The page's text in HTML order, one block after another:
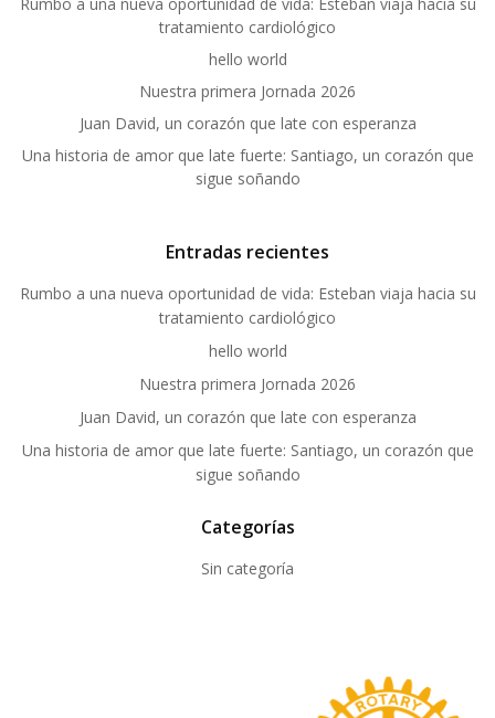
tratamiento cardiológico
hello world
Nuestra primera Jornada 2026
Juan David, un corazón que late con esperanza
Una historia de amor que late fuerte: Santiago, un corazón que
sigue soñando
Entradas recientes
Rumbo a una nueva oportunidad de vida: Esteban viaja hacia su
tratamiento cardiológico
hello world
Nuestra primera Jornada 2026
Juan David, un corazón que late con esperanza
Una historia de amor que late fuerte: Santiago, un corazón que
sigue soñando
Categorías
Sin categoría